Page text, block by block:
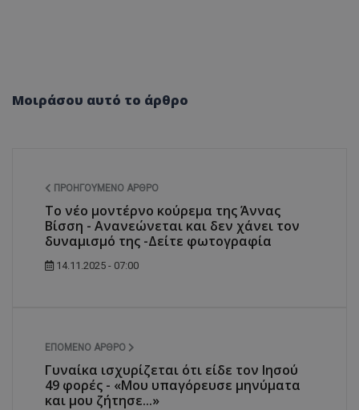
Μοιράσου αυτό το άρθρο
ΠΡΟΗΓΟΎΜΕΝΟ ΆΡΘΡΟ
Το νέο μοντέρνο κούρεμα της Άννας
Βίσση - Ανανεώνεται και δεν χάνει τον
δυναμισμό της -Δείτε φωτογραφία
14.11.2025 - 07:00
ΕΠΌΜΕΝΟ ΆΡΘΡΟ
Γυναίκα ισχυρίζεται ότι είδε τον Ιησού
49 φορές - «Μου υπαγόρευσε μηνύματα
και μου ζήτησε...»